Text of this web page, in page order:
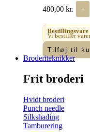
480,00 kr. -
Bestillingsvare
Vi bestiller
Tilføj til
Broderiteknikker
Frit broderi
Hvidt broderi
Punch needle
Silkshading
Tamburering